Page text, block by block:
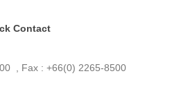
Contact
, Fax : +66(0) 2265-8500